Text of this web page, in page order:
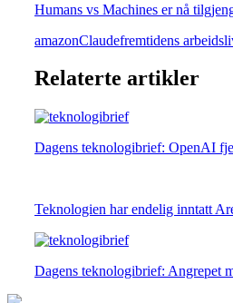
Humans vs Machines er nå
amazonClaudefremtidens
Relaterte artikler
Dagens teknologibrief: OpenAI
Teknologien har endelig inntatt
Dagens teknologibrief: Angrepet